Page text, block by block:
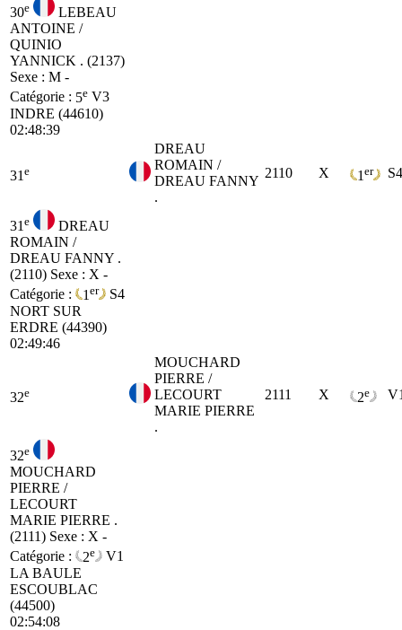
30e
LEBEAU
ANTOINE /
QUINIO
YANNICK . (2137)
Sexe : M -
Catégorie : 5e V3
INDRE (44610)
02:48:39
31 e
DREAU
ROMAIN /
DREAU FANNY
.
2110 X 1 er S4
31 e
DREAU
ROMAIN /
DREAU FANNY .
(2110) Sexe : X -
Catégorie :
1 er
S4
NORT SUR
ERDRE (44390)
02:49:46
32e
MOUCHARD
PIERRE /
LECOURT
MARIE PIERRE
.
2111 X 2e
32e
MOUCHARD
PIERRE /
LECOURT
MARIE PIERRE .
(2111) Sexe : X -
Catégorie :
2e
V1
LA BAULE
ESCOUBLAC
(44500)
02:54:08